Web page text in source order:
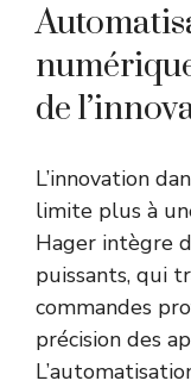
de
L’innovation
limite plus à
Hager intègre
puissants, qui
commandes
précision des